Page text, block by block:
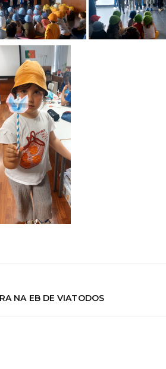
NA EB DE VIATODOS